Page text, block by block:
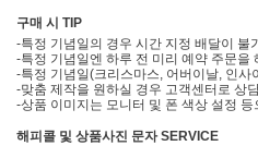
구매 시 TIP
-특정 기념일의 경우 시간 지정 배달이 불
-특정 기념일엔 하루 전 미리 예약 주문을
-특정 기념일(크리스마스, 어버이날, 인사
-맞춤 제작을 원하실 경우 고객센터로 상
-상품 이미지는 모니터 및 폰 색상 설정
해피콜 및 상품사진 문자 SERVICE